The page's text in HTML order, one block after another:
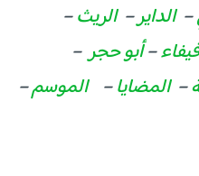
– الداير– الريث–
–أبو حجر–
– المضايا– الموسم–